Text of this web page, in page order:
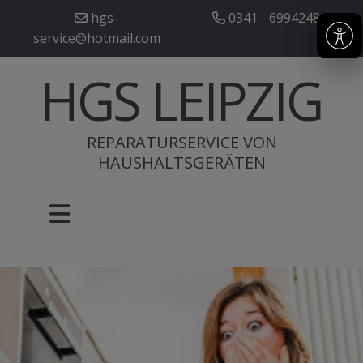
hgs-
service@hotmail.com
0341 - 6994248
HGS LEIPZIG
REPARATURSERVICE VON
HAUSHALTSGERÄTEN